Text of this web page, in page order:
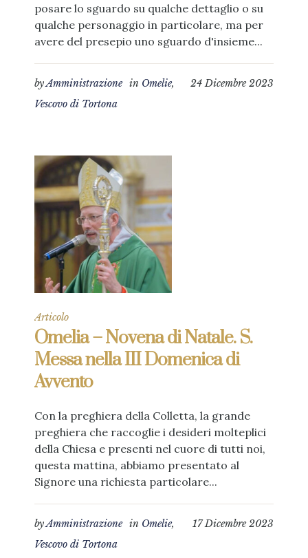
posare lo sguardo su qualche dettaglio o su
qualche personaggio in particolare, ma per
avere del presepio uno sguardo d'insieme...
24 Dicembre 2023
byAmministrazione in Omelie,
Vescovo di Tortona
Articolo
Omelia – Novena di Natale. S.
Messa nella III Domenica di
Avvento
Con la preghiera della Colletta, la grande
preghiera che raccoglie i desideri molteplici
della Chiesa e presenti nel cuore di tutti noi,
questa mattina, abbiamo presentato al
Signore una richiesta particolare...
17 Dicembre 2023
byAmministrazione in Omelie,
Vescovo di Tortona